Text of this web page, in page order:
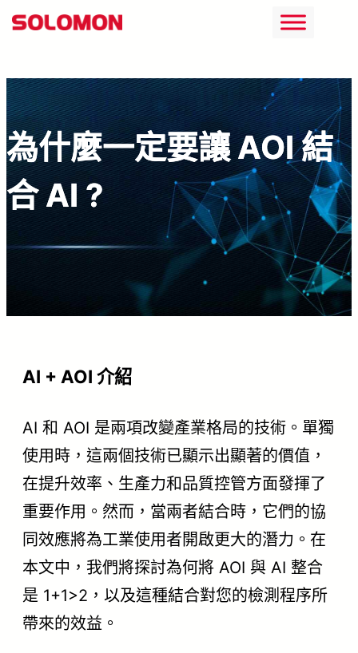
跳
主
要
內
容
為什麼一定要讓 AOI 結
合 AI ?
AI + AOI 介紹
AI 和 AOI 是兩項改變產業格局的技術。單獨
使用時，這兩個技術已顯示出顯著的價值，
在提升效率、生產力和品質控管方面發揮了
重要作用。然而，當兩者結合時，它們的協
同效應將為工業使用者開啟更大的潛力。在
本文中，我們將探討為何將 AOI 與 AI 整合
是 1+1>2，以及這種結合對您的檢測程序所
帶來的效益。